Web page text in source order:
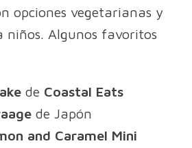
opciones vegetarianas y
niños. Algunos favoritos
de Coastal Eats
de Japón
and Caramel Mini